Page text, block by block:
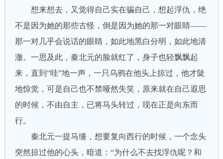
想来想去，又觉得自己实在骗自己，想起浮仇，绝
不是因为她的那些古怪，倒是因为她的那一对眼睛——
那一对几乎会说话的眼睛，如此地黑白分明，如此地清
澈。一思及此，秦北元的脸就红了，身子也轻飘飘起
来，直到“哇”地一声，一只乌鸦在他头上掠过，他才陡
地惊觉，可是自己也不禁哑然失笑，原来就在自己遐思
的时候，不由自主，已将马头转过，现在正是向东而
行。
秦北元一提马缰，想要复向西行的时候，一个念头
突然掠过他的心头，暗道：“为什么不去找浮仇呢？和